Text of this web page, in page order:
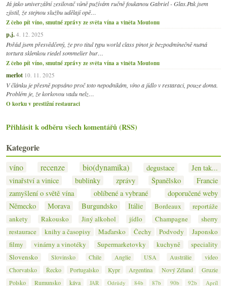
Já jako univerzální zesilovač vůně pužívám ručně foukanou Gabriel - Glas.Pak jsem
zjistil, že stejnou službu udělají opě…
Z čeho pít víno, smutné zprávy ze světa vína a viněta Moutonu
p.j. 4. 12. 2025
Pořád jsem přesvědčený, že pro titul typu world class pinot je bezpodmínečně nutná
tortura sklenkou riedel sommelier bur…
Z čeho pít víno, smutné zprávy ze světa vína a viněta Moutonu
merlot 10. 11. 2025
V článku je přesně popsáno proč toto nepodnikám, víno a jídlo v restaraci, pouze doma.
Problém je, že korkovou vadu nelz…
O korku v prestižní restauraci
Přihlásit k odběru všech komentářů (RSS)
Kategorie
víno recenze bio(dynamika) degustace
Jen tak...
vinařství a vinice
bublinky zprávy Španělsko
Francie
zamyšlení o světě vína
oblíbené a vybrané
doporučené weby
Německo
Morava Burgundsko Itálie Bordeaux
reportáže
ankety
Rakousko Jiný alkohol jídlo Champagne
sherry
restaurace
knihy a časopisy Maďarsko Čechy Podvody
Japonsko
filmy
vinárny a vinotéky Supermarketovky kuchyně
speciality
Slovensko
Slovinsko Chile Anglie USA Austrálie
video
Chorvatsko
Řecko Portugalsko Kypr Argentina Nový Zéland
Gruzie
Polsko
Rumunsko káva JAR Odrůdy 84b 87b 90b 92b Apríl